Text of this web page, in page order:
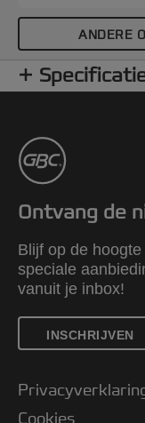
ANDERE
Ontvang de
Blijf op de
speciale
vanuit je inbox!
INSCHRIJVEN